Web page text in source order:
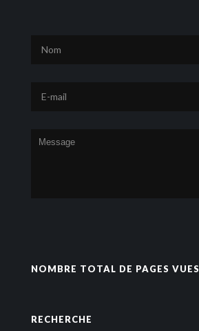
NOMBRE TOTAL DE PAGES VUES
RECHERCHE